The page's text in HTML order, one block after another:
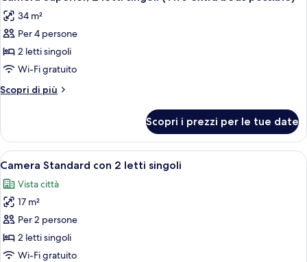
tutte
le
foto
per
Camera
Superior,
2
singoli
(Two
extra
beds
possible)
34 m²
Per 4 persone
2 letti singoli
Wi-Fi gratuito
Scopri di più
Altri
Superior,
letti
(Two
extra
possible)
Scopri i prezzi per le tue date
Apri
tutte
le
foto
per
Camera
Standard
Biancheria da letto ipoallergenica,
5
Camera Standard con 2 letti singoli
Vista città
17 m²
Per 2 persone
2 letti singoli
Wi-Fi gratuito